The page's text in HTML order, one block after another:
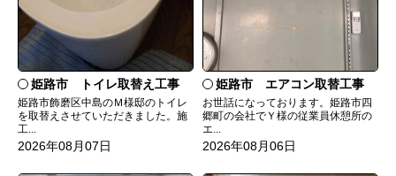
姫路市 トイレ取替え工事
姫路市飾磨区中島のＭ様邸のトイレ
を取替えさせていただきました。施
工...
2026年08月07日
姫路市 エアコン取替工事
お世話になっております。姫路市四
郷町の会社でＹ様の従業員休憩所の
エ...
2026年08月06日